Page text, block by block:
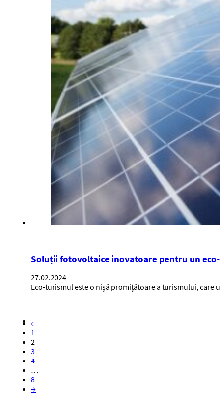
Soluții fotovoltaice inovatoare pentru un
27.02.2024
Eco-turismul este o nișă promițătoare a turismului,
←
1
2
3
4
…
8
→